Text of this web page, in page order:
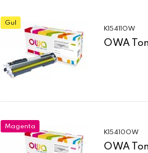
Gul
K15411OW
OWA
Magenta
K15410OW
OWA